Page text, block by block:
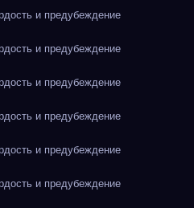
и предубеждение
и предубеждение
и предубеждение
и предубеждение
и предубеждение
и предубеждение